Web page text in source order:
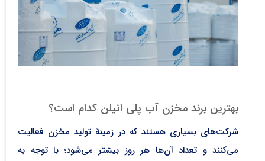
بهترین برند مخزن آب پلی اتیلن کدام است؟
شرکت‌های بسیاری هستند که در زمینۀ تولید مخزن فعالیت
می‌کنند و تعداد آن‌ها هر روز بیشتر می‌شود؛ با توجه به